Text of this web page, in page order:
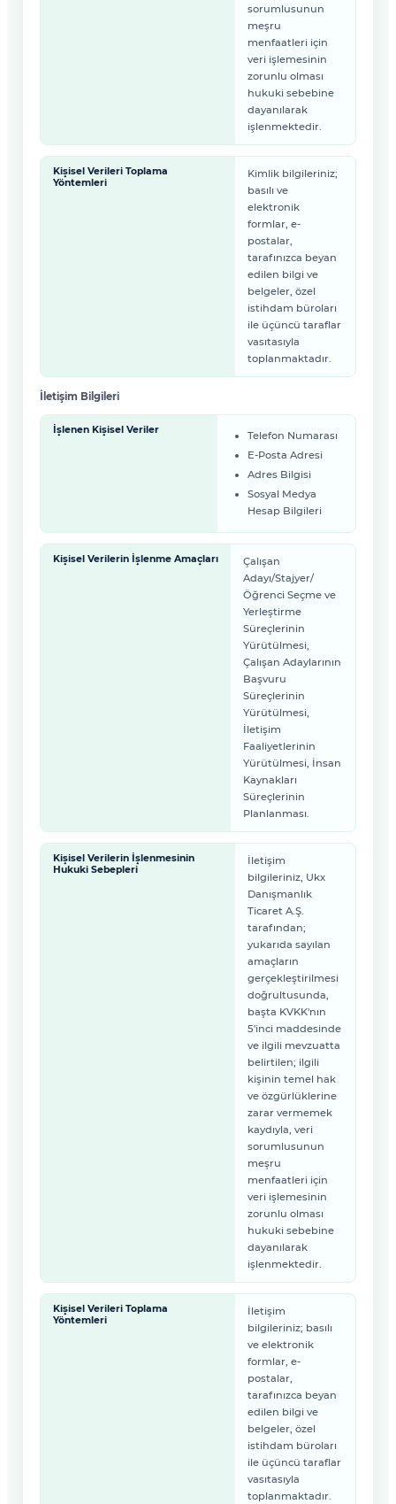
sorumlusunun
meşru
menfaatleri için
veri işlemesinin
zorunlu olması
hukuki sebebine
dayanılarak
işlenmektedir.
Kişisel Verileri Toplama
Yöntemleri
Kimlik bilgileriniz;
basılı ve
elektronik
formlar, e-
postalar,
tarafınızca beyan
edilen bilgi ve
belgeler, özel
istihdam büroları
ile üçüncü taraflar
vasıtasıyla
toplanmaktadır.
İletişim Bilgileri
İşlenen Kişisel Veriler
Telefon Numarası
E-Posta Adresi
Adres Bilgisi
Sosyal Medya
Hesap Bilgileri
Kişisel Verilerin İşlenme Amaçları
Çalışan
Adayı/Stajyer/
Öğrenci Seçme ve
Yerleştirme
Süreçlerinin
Yürütülmesi,
Çalışan Adaylarının
Başvuru
Süreçlerinin
Yürütülmesi,
İletişim
Faaliyetlerinin
Yürütülmesi, İnsan
Kaynakları
Süreçlerinin
Planlanması.
Kişisel Verilerin İşlenmesinin
Hukuki Sebepleri
İletişim
bilgileriniz, Ukx
Danışmanlık
Ticaret A.Ş.
tarafından;
yukarıda sayılan
amaçların
gerçekleştirilmesi
doğrultusunda,
başta KVKK'nın
5'inci maddesinde
ve ilgili mevzuatta
belirtilen; ilgili
kişinin temel hak
ve özgürlüklerine
zarar vermemek
kaydıyla, veri
sorumlusunun
meşru
menfaatleri için
veri işlemesinin
zorunlu olması
hukuki sebebine
dayanılarak
işlenmektedir.
Kişisel Verileri Toplama
Yöntemleri
İletişim
bilgileriniz; basılı
ve elektronik
formlar, e-
postalar,
tarafınızca beyan
edilen bilgi ve
belgeler, özel
istihdam büroları
ile üçüncü taraflar
vasıtasıyla
toplanmaktadır.